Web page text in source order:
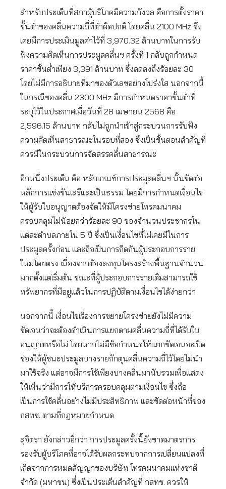
สำหรับประเด็นที่สภาผู้บริโภคมีความกังวล คือการตั้งราคา
ขั้นต่ำของคลื่นความถี่ที่ต่ำผิดปกติ โดยคลื่น 2100 MHz ซึ่ง
เคยมีการประเมินมูลค่าไว้ที่ 3,970.32 ล้านบาทในการรับ
ฟังความคิดเห็นการประมูลคลื่นฯ ครั้งที่ 1 กลับถูกกำหนด
ราคาขั้นต่ำเพียง 3,391 ล้านบาท ซึ่งลดลงถึงร้อยละ 30
โดยไม่มีการอธิบายที่มาของตัวเลขอย่างโปร่งใส นอกจากนี้
ในกรณีของคลื่น 2300 MHz มีการกำหนดราคาขั้นต่ำที่
ระบุไว้ในประกาศเมื่อวันที่ 28 เมษายน 2568 คือ
2,596.15 ล้านบาท กลับไม่ถูกนำเข้าสู่กระบวนการรับฟัง
ความคิดเห็นสาธารณะในรอบที่สอง ซึ่งเป็นขั้นตอนสำคัญที่
ควรมีในกระบวนการจัดสรรคลื่นสาธารณะ
อีกหนึ่งประเด็น คือ หลักเกณฑ์การประมูลคลื่นฯ นั้นขัดต่อ
หลักการแข่งขันเสรีและเป็นธรรม โดยมีการกำหนดเงื่อนไข
ให้ผู้รับใบอนุญาตต้องจัดให้มีโครงข่ายโทรคมนาคม
ครอบคลุมไม่น้อยกว่าร้อยละ 90 ของจำนวนประชากรใน
แต่ละตำบลภายใน 5 ปี ซึ่งเป็นเงื่อนไขที่ไม่เคยมีในการ
ประมูลครั้งก่อน และถือเป็นการกีดกันผู้ประกอบการราย
ใหม่โดยตรง เนื่องจากต้องลงทุนโครงสร้างพื้นฐานจำนวน
มากตั้งแต่เริ่มต้น ขณะที่ผู้ประกอบการรายเดิมสามารถใช้
ทรัพยากรที่มีอยู่แล้วในการปฏิบัติตามเงื่อนไขได้ง่ายกว่า
นอกจากนี้ เงื่อนไขเรื่องการขยายโครงข่ายยังไม่มีความ
ชัดเจนว่าจะต้องดำเนินการแยกตามคลื่นความถี่ที่ได้รับใบ
อนุญาตหรือไม่ โดยหากไม่มีข้อกำหนดให้แยกชัดเจนจะเปิด
ช่องให้ผู้ชนะประมูลบางรายกักตุนคลื่นความถี่ไว้โดยไม่นำ
มาใช้จริง แต่อาจมีการใช้เพียงบางคลื่นมานับรวมเพื่อแสดง
ให้เห็นว่ามีการให้บริการครอบคลุมตามเงื่อนไข ซึ่งถือ
เป็นการใช้คลื่นอย่างไม่มีประสิทธิภาพ และขัดต่อหน้าที่ของ
กสทช. ตามที่กฎหมายกำหนด
สุจิตรา ยังกล่าวอีกว่า การประมูลครั้งนี้ยังขาดมาตรการ
รองรับผู้บริโภคที่อาจได้รับผลกระทบจากการเปลี่ยนแปลงที่
เกิดจากการหมดสัญญาของบริษัท โทรคมนาคมแห่งชาติ
จำกัด (มหาชน) ซึ่งเป็นประเด็นสำคัญที่ กสทช. ควรให้